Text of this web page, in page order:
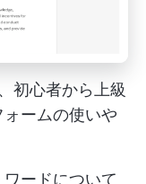
初心者から上級
ームの使いや
ードについて